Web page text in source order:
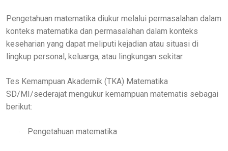
Pengetahuan matematika diukur melalui permasalahan dalam
konteks matematika dan permasalahan dalam konteks
keseharian yang dapat meliputi kejadian atau situasi di
lingkup personal, keluarga, atau lingkungan sekitar.
Tes Kemampuan Akademik (TKA) Matematika
SD/MI/sederajat mengukur kemampuan matematis sebagai
berikut:
· Pengetahuan matematika